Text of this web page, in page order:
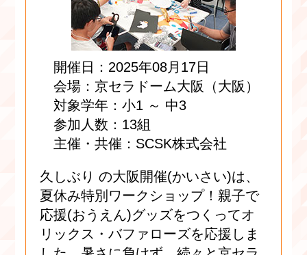
開催日：2025年08月17日
会場：京セラドーム大阪（大阪）
対象学年：小1 ～ 中3
参加人数：13組
主催・共催：SCSK株式会社
久しぶり の大阪開催(かいさい)は、
夏休み特別ワークショップ！親子で
応援(おうえん)グッズをつくってオ
リックス・バファローズを応援しま